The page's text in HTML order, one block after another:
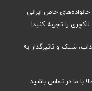
خاص ایرانی
را تجربه کنید!
شیک و تاثیرگذار به
با ما در تماس باشید.